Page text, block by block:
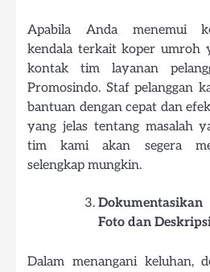
Apabila Anda menemui
kendala terkait koper umroh
kontak tim layanan
Promosindo. Staf pelanggan
bantuan dengan cepat dan
yang jelas tentang masalah
tim kami akan segera
selengkap mungkin.
Foto dan
Dalam menangani keluhan,